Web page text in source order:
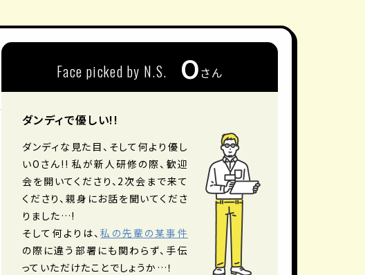
Face picked by N.S. Oさん
ダンディで優しい!!
ダンディな見た目、そして何より優し
いOさん!! 私が新人研修の際、歓迎
会を開いてくださり、2次会まで来て
くださり、親身にお話を聞いてくださ
りました…!
そして何よりは、私の先輩の某事件
の際に違う部署にも関わらず、手伝
っていただけたことでしょうか…！